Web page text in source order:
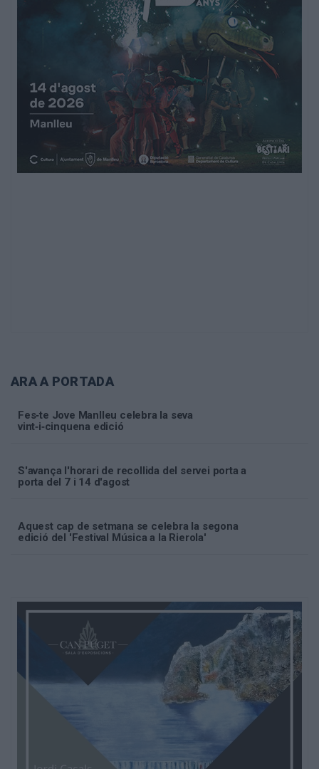
ARA A PORTADA
Fes‑te Jove Manlleu celebra la seva
vint‑i‑cinquena edició
S'avança l'horari de recollida del servei porta a
porta del 7 i 14 d'agost
Aquest cap de setmana se celebra la segona
edició del 'Festival Música a la Rierola'